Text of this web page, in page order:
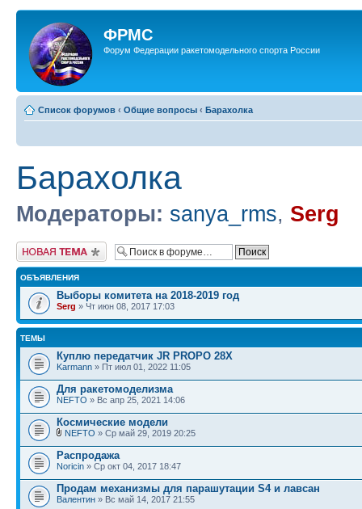
ФРМС
Форум Федерации ракетомодельного спорта России
Список форумов ‹ Общие вопросы ‹ Барахолка
Барахолка
Модераторы: sanya_rms, Serg
Новая тема
ОБЪЯВЛЕНИЯ
Выборы комитета на 2018-2019 год
Serg » Чт июн 08, 2017 17:03
ТЕМЫ
Куплю передатчик JR PROPO 28X
Karmann » Пт июл 01, 2022 11:05
Для ракетомоделизма
NEFTO » Вс апр 25, 2021 14:06
Космические модели
NEFTO » Ср май 29, 2019 20:25
Распродажа
Noricin » Ср окт 04, 2017 18:47
Продам механизмы для парашутации S4 и лавсан
Валентин » Вс май 14, 2017 21:55